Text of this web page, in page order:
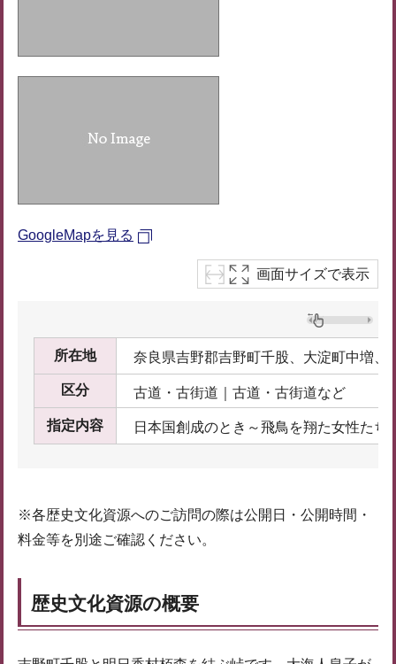
GoogleMapを見る
画面サイズで表示
所在地 奈良県吉野郡吉野町千股、大淀町中増、
区分 古道・古街道｜古道・古街道など
指定内容 日本国創成のとき～飛鳥を翔た女性たち
※各歴史文化資源へのご訪問の際は公開日・公開時間・
料金等を別途ご確認ください。
歴史文化資源の概要